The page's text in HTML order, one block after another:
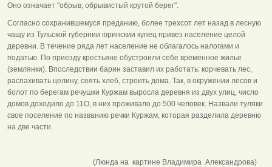
Оно означает "обрыв; обрывистый крутой берег".
Согласно сохранившемуся преданию, более трехсот лет назад в лесную
чащу из Тульской губернии юринскии купец привез население целой
деревни. В течение ряда лет население не облагалось налогами и
податью. По приезду крестьяне обустроили себе временное жилье
(землянки). Впоследствии барин заставил их работать: корчевать лес,
распахивать целину, сеять хлеб, строить дома. Так, в окружении лесов и
болот по берегам речушки Куржам выросла деревня из двух улиц, число
домов доходило до 11О, в них проживало до 500 человек. Назвали туляки
свое поселение по названию речки Куржам, которая разделила деревню
на две части.
(Люнда на картине Владимира Александрова)